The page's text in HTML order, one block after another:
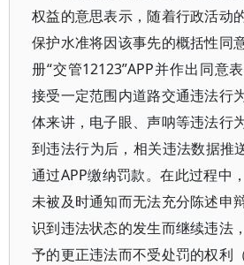
权益的意思表示，随着行政活动
保护水准将因该事先的概括性同
册“交管12123”APP并作出同意
接受一定范围内道路交通违法行
体来讲，电子眼、声呐等违法行
到违法行为后，相关违法数据推
通过APP缴纳罚款。在此过程中
未被及时通知而无法充分陈述申
识到违法状态的发生而继续违法
予的更正违法而不受处罚的权利